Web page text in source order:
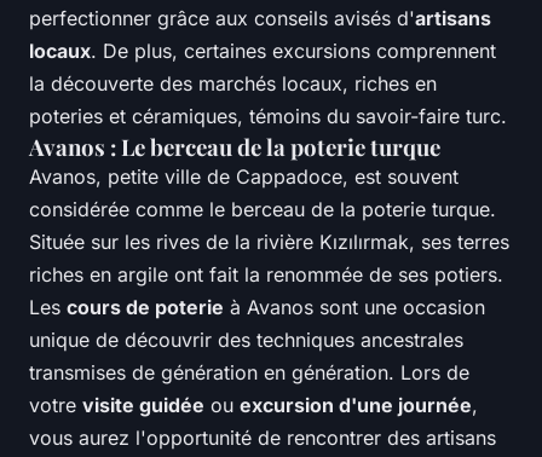
perfectionner grâce aux conseils avisés d'artisans
locaux. De plus, certaines excursions comprennent
la découverte des marchés locaux, riches en
poteries et céramiques, témoins du savoir-faire turc.
Avanos : Le berceau de la poterie turque
Avanos, petite ville de Cappadoce, est souvent
considérée comme le berceau de la poterie turque.
Située sur les rives de la rivière Kızılırmak, ses terres
riches en argile ont fait la renommée de ses potiers.
Les cours de poterie à Avanos sont une occasion
unique de découvrir des techniques ancestrales
transmises de génération en génération. Lors de
votre visite guidée ou excursion d'une journée,
vous aurez l'opportunité de rencontrer des artisans